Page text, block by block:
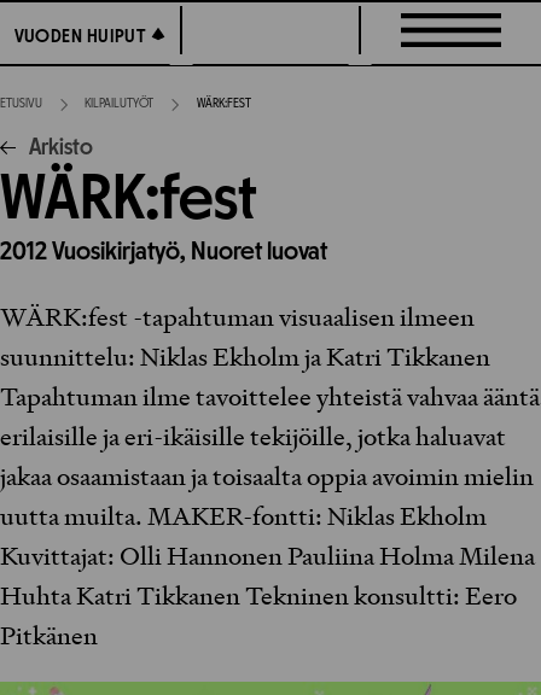
suoraan
sisältöön
VUODEN HUIPUT
VUODEN HUIPUT
ETUSIVU KILPAILUTYÖT WÄRK:FEST
Arkisto
WÄRK:fest
2012Vuosikirjatyö, Nuoret luovat
WÄRK:fest -tapahtuman visuaalisen ilmeen
suunnittelu: Niklas Ekholm ja Katri Tikkanen
Tapahtuman ilme tavoittelee yhteistä vahvaa ääntä
erilaisille ja eri-ikäisille tekijöille, jotka haluavat
jakaa osaamistaan ja toisaalta oppia avoimin mielin
uutta muilta. MAKER-fontti: Niklas Ekholm
Kuvittajat: Olli Hannonen Pauliina Holma Milena
Huhta Katri Tikkanen Tekninen konsultti: Eero
Pitkänen